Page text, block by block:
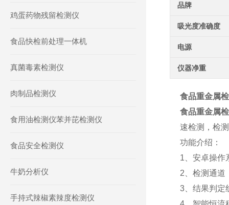
品牌
吸光度准确度
电源
仪器净重
食品重金属
食品重金属
速检测，检
功能介绍：
1、安卓操作
2、检测通道
3、结果判定
鸡蛋药物残留检测仪
食品快检前处理一体机
真菌毒素检测仪
肉制品检测仪
食用油检测仪苯并芘检测仪
食品安全检测仪
牛奶分析仪
手持式辣椒素辣度检测仪